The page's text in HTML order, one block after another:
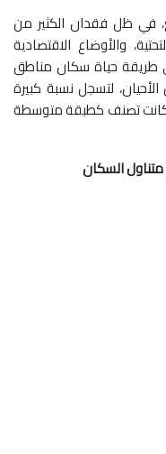
في ظل فقدان الكثير من
والأوضاع الاقتصادية
طريقة حياة سكان مناطق
لتسجل نسبة كبيرة
كانت تصنف كطبقة متوسطة
السكان